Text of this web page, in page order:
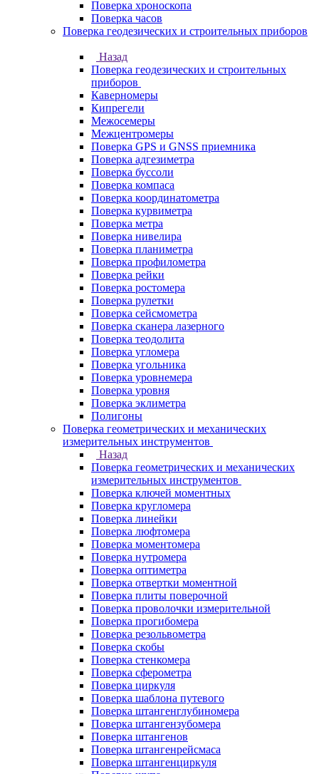
Поверка хроноскопа
Поверка часов
Поверка геодезических и строительных приборов
Назад
Поверка геодезических и строительных
приборов
Каверномеры
Кипрегели
Межосемеры
Межцентромеры
Поверка GPS и GNSS приемника
Поверка адгезиметра
Поверка буссоли
Поверка компаса
Поверка координатометра
Поверка курвиметра
Поверка метра
Поверка нивелира
Поверка планиметра
Поверка профилометра
Поверка рейки
Поверка ростомера
Поверка рулетки
Поверка сейсмометра
Поверка сканера лазерного
Поверка теодолита
Поверка угломера
Поверка угольника
Поверка уровнемера
Поверка уровня
Поверка эклиметра
Полигоны
Поверка геометрических и механических
измерительных инструментов
Назад
Поверка геометрических и механических
измерительных инструментов
Поверка ключей моментных
Поверка кругломера
Поверка линейки
Поверка люфтомера
Поверка моментомера
Поверка нутромера
Поверка оптиметра
Поверка отвертки моментной
Поверка плиты поверочной
Поверка проволочки измерительной
Поверка прогибомера
Поверка резольвометра
Поверка скобы
Поверка стенкомера
Поверка сферометра
Поверка циркуля
Поверка шаблона путевого
Поверка штангенглубиномера
Поверка штангензубомера
Поверка штангенов
Поверка штангенрейсмаса
Поверка штангенциркуля